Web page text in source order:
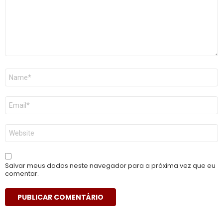
Nome
E-
mail
*
Site
Salvar meus dados neste navegador para a próxima vez que eu
comentar.